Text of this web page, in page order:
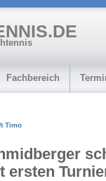
Fachbereich
Timo
ersten